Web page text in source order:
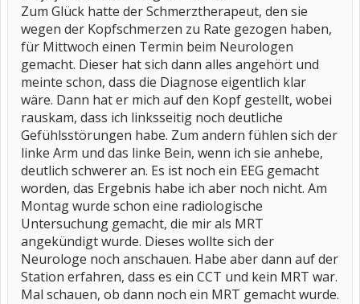
Zum Glück hatte der Schmerztherapeut, den sie
wegen der Kopfschmerzen zu Rate gezogen haben,
für Mittwoch einen Termin beim Neurologen
gemacht. Dieser hat sich dann alles angehört und
meinte schon, dass die Diagnose eigentlich klar
wäre. Dann hat er mich auf den Kopf gestellt, wobei
rauskam, dass ich linksseitig noch deutliche
Gefühlsstörungen habe. Zum andern fühlen sich der
linke Arm und das linke Bein, wenn ich sie anhebe,
deutlich schwerer an. Es ist noch ein EEG gemacht
worden, das Ergebnis habe ich aber noch nicht. Am
Montag wurde schon eine radiologische
Untersuchung gemacht, die mir als MRT
angekündigt wurde. Dieses wollte sich der
Neurologe noch anschauen. Habe aber dann auf der
Station erfahren, dass es ein CCT und kein MRT war.
Mal schauen, ob dann noch ein MRT gemacht wurde.